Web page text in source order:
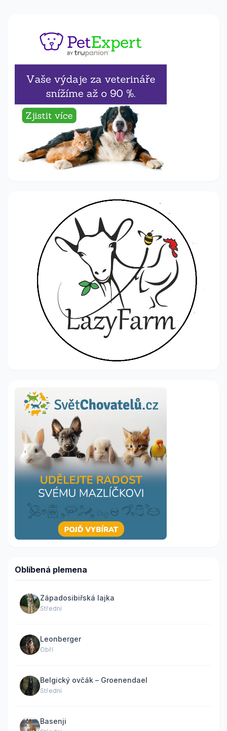
Oblíbená plemena
Západosibiřská lajka
Střední
Leonberger
Obří
Belgický ovčák – Groenendael
Střední
Basenji